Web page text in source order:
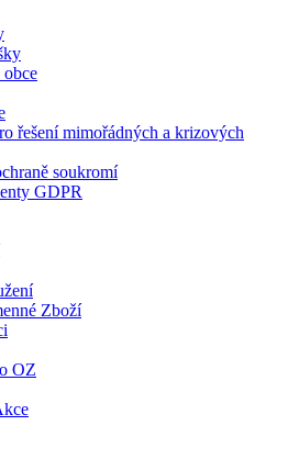
obce
řešení mimořádných a krizových
soukromí
GDPR
Zboží
OZ